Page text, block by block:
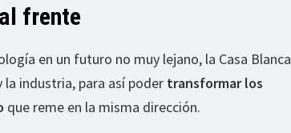
frente
en un futuro no muy lejano, la Casa Blanca
industria, para así poder transformar los
que reme en la misma dirección.